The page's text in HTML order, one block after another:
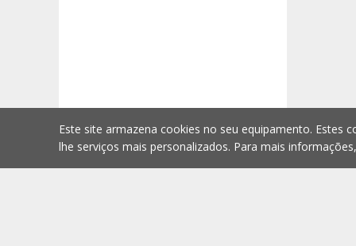
Este site armazena cookies no seu equipamento. Estes
lhe serviços mais personalizados. Para mais